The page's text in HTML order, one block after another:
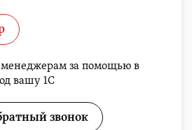
менеджерам за помощью в
вашу 1С
звонок